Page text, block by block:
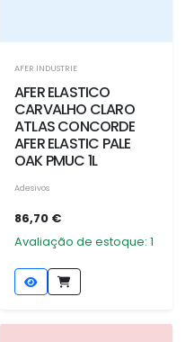
AFER INDUSTRIE
AFER ELASTICO
CARVALHO CLARO
ATLAS CONCORDE
AFER ELASTIC PALE
OAK PMUC 1L
Adesivos
86,70 €
Avaliação de estoque: 1